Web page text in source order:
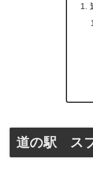
道の駅 ス